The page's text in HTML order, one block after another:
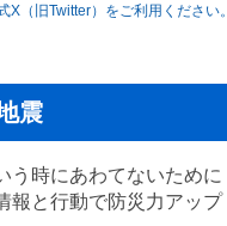
X（旧Twitter）をご利用ください。
震
う時にあわてないために
報と行動で防災力アップ